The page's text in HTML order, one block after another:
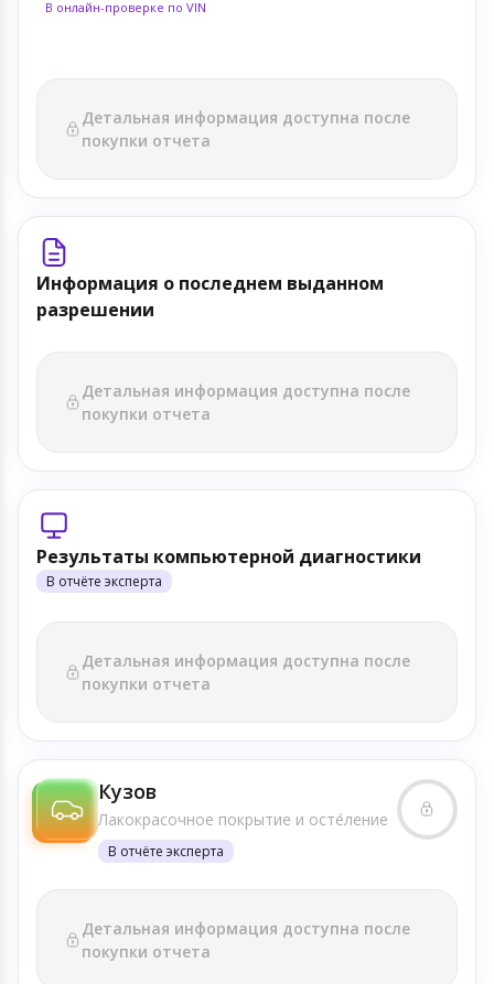
В онлайн-проверке по VIN
Детальная информация доступна после
покупки отчета
Информация о последнем выданном
разрешении
Детальная информация доступна после
покупки отчета
Результаты компьютерной диагностики
В отчёте эксперта
Детальная информация доступна после
покупки отчета
Кузов
Лакокрасочное покрытие и осте́ление
В отчёте эксперта
Детальная информация доступна после
покупки отчета